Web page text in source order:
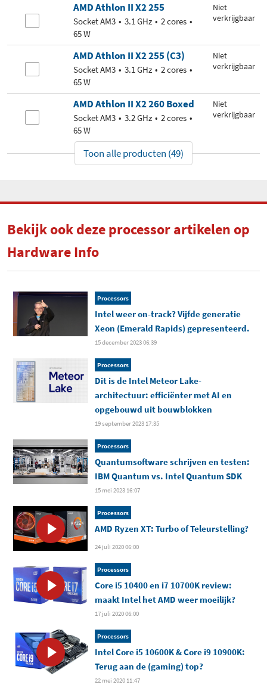
AMD Athlon II X2 255
Socket AM3 3.1 GHz
2 cores
65 W
Niet
verkrijgbaar
AMD Athlon II X2 255 (C3)
Socket AM3 3.1 GHz
2 cores
65 W
Niet
verkrijgbaar
AMD Athlon II X2 260 Boxed
Socket AM3 3.2 GHz
2 cores
65 W
Niet
verkrijgbaar
Toon alle producten (49)
Bekijk ook deze processor artikelen op
Hardware Info
Processors
Intel weer on-track? Vijfde generatie
Xeon (Emerald Rapids) gepresenteerd.
15 december 2023 06:39
Processors
Dit is de Intel Meteor Lake-
architectuur: efficiënter met AI en
opgebouwd uit bouwblokken
19 september 2023 17:35
Processors
Quantumsoftware schrijven en testen:
IBM Quantum vs. Intel Quantum SDK
15 mei 2023 16:07
Processors
AMD Ryzen XT: Turbo of Teleurstelling?
24 juli 2020 06:00
Processors
Core i5 10400 en i7 10700K review:
maakt Intel het AMD weer moeilijk?
17 juli 2020 06:00
Processors
Intel Core i5 10600K & Core i9 10900K:
Terug aan de (gaming) top?
22 mei 2020 11:47